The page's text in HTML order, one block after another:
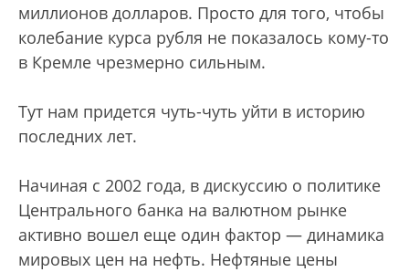
миллионов долларов. Просто для того, чтобы
колебание курса рубля не показалось кому-то
в Кремле чрезмерно сильным.
Тут нам придется чуть-чуть уйти в историю
последних лет.
Начиная с 2002 года, в дискуссию о политике
Центрального банка на валютном рынке
активно вошел еще один фактор — динамика
мировых цен на нефть. Нефтяные цены